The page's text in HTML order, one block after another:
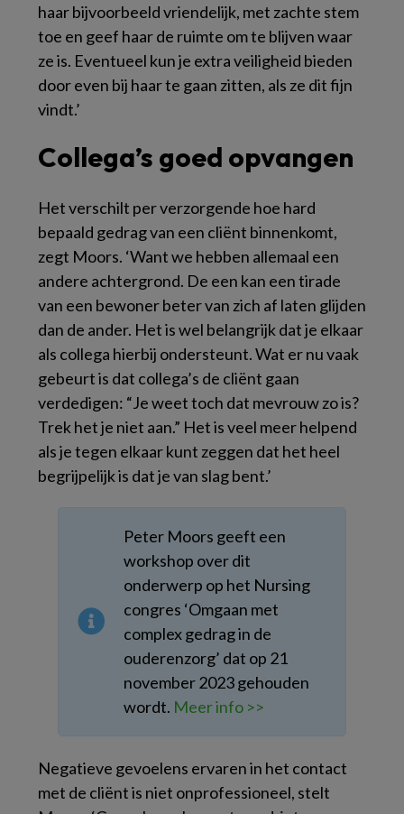
haar bijvoorbeeld vriendelijk, met zachte stem
toe en geef haar de ruimte om te blijven waar
ze is. Eventueel kun je extra veiligheid bieden
door even bij haar te gaan zitten, als ze dit fijn
vindt.’
Collega’s goed opvangen
Het verschilt per verzorgende hoe hard
bepaald gedrag van een cliënt binnenkomt,
zegt Moors. ‘Want we hebben allemaal een
andere achtergrond. De een kan een tirade
van een bewoner beter van zich af laten glijden
dan de ander. Het is wel belangrijk dat je elkaar
als collega hierbij ondersteunt. Wat er nu vaak
gebeurt is dat collega’s de cliënt gaan
verdedigen: “Je weet toch dat mevrouw zo is?
Trek het je niet aan.” Het is veel meer helpend
als je tegen elkaar kunt zeggen dat het heel
begrijpelijk is dat je van slag bent.’
Peter Moors geeft een
workshop over dit
onderwerp op het Nursing
congres ‘Omgaan met
complex gedrag in de
ouderenzorg’ dat op 21
november 2023 gehouden
wordt. Meer info >>
Negatieve gevoelens ervaren in het contact
met de cliënt is niet onprofessioneel, stelt